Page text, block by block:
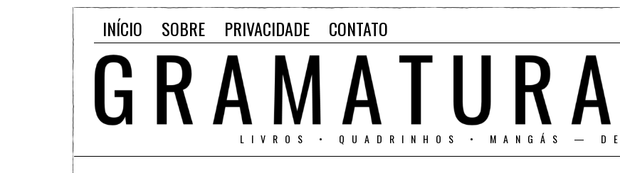
INÍCIO SOBRE PRIVACIDADE CONTATO
LIVROS • QUADRINHOS • MANGÁS —